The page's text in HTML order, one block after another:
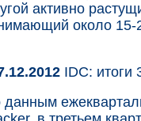
активно
около 15-
IDC: итоги
данным